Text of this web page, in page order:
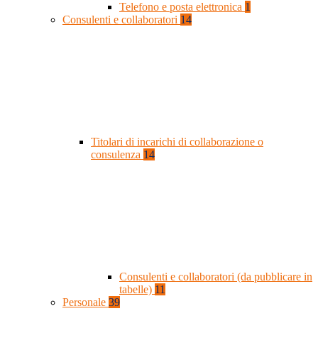
Telefono e posta elettronica 1
Consulenti e collaboratori 14
Titolari di incarichi di collaborazione o
consulenza 14
Consulenti e collaboratori (da pubblicare in
tabelle) 11
Personale 39